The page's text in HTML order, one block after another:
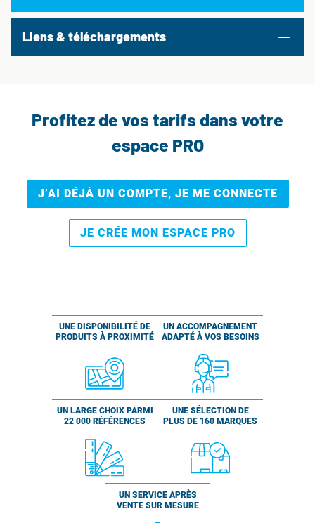
Liens & téléchargements
Profitez de vos tarifs dans votre
espace PRO
J’AI DÉJÀ UN COMPTE, JE ME CONNECTE
JE CRÉE MON ESPACE PRO
UNE DISPONIBILITÉ DE
PRODUITS À PROXIMITÉ
UN ACCOMPAGNEMENT
ADAPTÉ À VOS BESOINS
UN LARGE CHOIX PARMI
22 000 RÉFÉRENCES
UNE SÉLECTION DE
PLUS DE 160 MARQUES
UN SERVICE APRÈS
VENTE SUR MESURE